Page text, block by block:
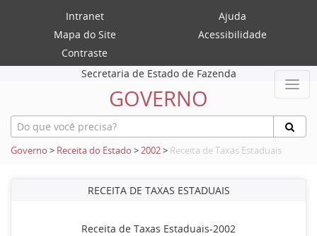
Intranet
Ajuda
Mapa do Site
Acessibilidade
Contraste
Secretaria de Estado de Fazenda
GOVERNO
Governo > Receita do Estado >2002> Receita de Taxas Estaduais
RECEITA DE TAXAS ESTADUAIS
Receita de Taxas Estaduais-2002